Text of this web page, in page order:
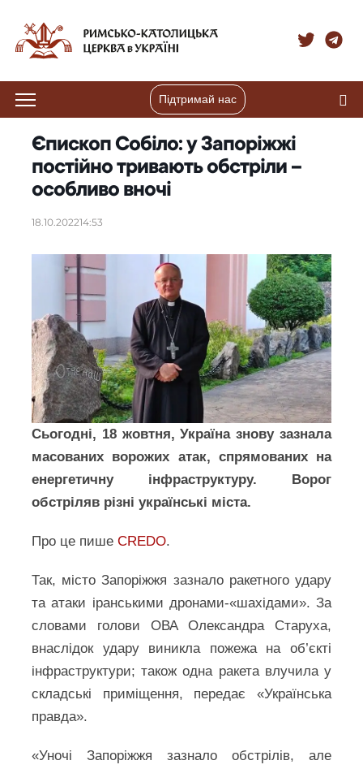
Підтримай нас
Єпископ Собіло: у Запоріжжі
постійно тривають обстріли –
особливо вночі
18.10.202214:53
Сьогодні, 18 жовтня, Україна знову зазнала
масованих ворожих атак, спрямованих на
енергетичну інфраструктуру. Ворог
обстріляв різні українські міста.
Про це пишеCREDO.
Так, місто Запоріжжя зазнало ракетного удару
та атаки іранськими дронами-«шахідами». За
словами голови ОВА Олександра Старуха,
внаслідок удару виникла пожежа на об’єкті
інфраструктури; також одна ракета влучила у
складські приміщення, передає «Українська
правда».
«Уночі Запоріжжя зазнало обстрілів, але